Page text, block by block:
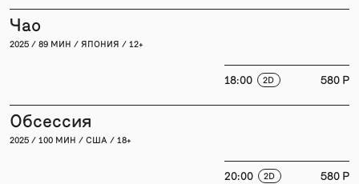
Чао
2025 / 89 МИН / ЯПОНИЯ / 12+
18:00 2D 580 P
Обсессия
2025 / 100 МИН / США / 18+
20:00 2D 580 P